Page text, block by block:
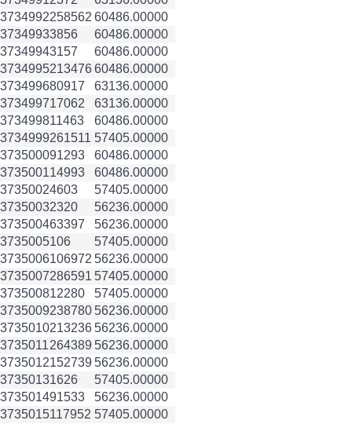
3734992258562 60486.00000
37349933856
60486.00000
37349943157
60486.00000
373499521347660486.00000
373499680917
63136.00000
373499717062
63136.00000
373499811463
60486.00000
3734999261511 57405.00000
373500091293
60486.00000
373500114993
60486.00000
37350024603
57405.00000
37350032320
56236.00000
373500463397
56236.00000
3735005106
57405.00000
3735006106972 56236.00000
3735007286591 57405.00000
373500812280
57405.00000
3735009238780 56236.00000
373501021323656236.00000
3735011264389 56236.00000
373501215273956236.00000
37350131626
57405.00000
373501491533
56236.00000
3735015117952 57405.00000